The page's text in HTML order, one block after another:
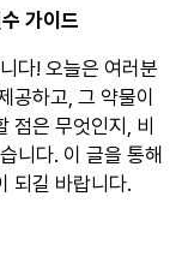
가이드
다! 오늘은 여러분
공하고, 그 약물이
점은 무엇인지, 비
니다. 이 글을 통해
되길 바랍니다.